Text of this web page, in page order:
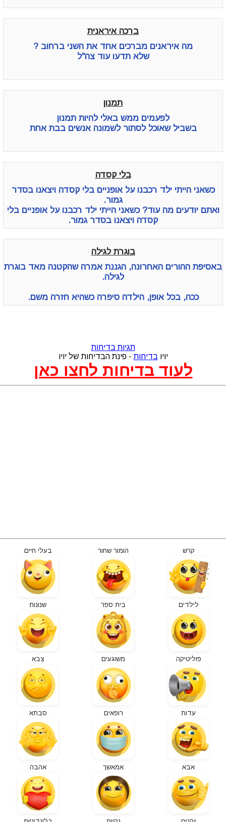
ברכה איראנית
מה איראנים מברכים אחד את השני ברחוב ?
שלא תדעו עוד צה"ל
תמנון
לפעמים ממש באלי להיות תמנון
בשביל שאוכל לסתור לשמונה אנשים בבת אחת
בלי קסדה
כשאני הייתי ילד רכבנו על אופניים בלי קסדה ויצאנו בסדר
גמור.
ואתם יודעים מה עוד? כשאני הייתי ילד רכבנו על אופניים בלי
קסדה ויצאנו בסדר גמור.
בוגרת לגילה
באסיפת ההורים האחרונה, הגננת אמרה שהקטנה מאד בוגרת
לגילה.
ככה, בכל אופן, הילדה סיפרה כשהיא חזרה משם.
תגיות בדיחות
יויו בדיחות- פינת הבדיחות של יויו
לעוד בדיחות לחצו כאן
קרש הומור שחור בעלי חיים
לילדים בית ספר שנונות
פוליטיקה משוגעים צבא
עדות רופאים סבתא
אבא אמאשך אהבה